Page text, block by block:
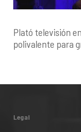
Plató televisión
polivalente para
Legal